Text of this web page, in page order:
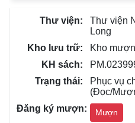
Thư viện
Long
Kho mượn
Phục vụ
(Đọc/
Mượn